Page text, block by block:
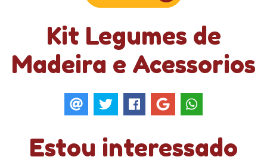
Kit Legumes de
Madeira e Acessorios
Estou interessado